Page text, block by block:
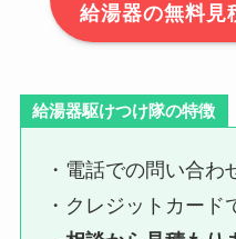
給湯器の無料見
給湯器駆けつけ隊の特徴
・電話での問い合
・クレジットカード